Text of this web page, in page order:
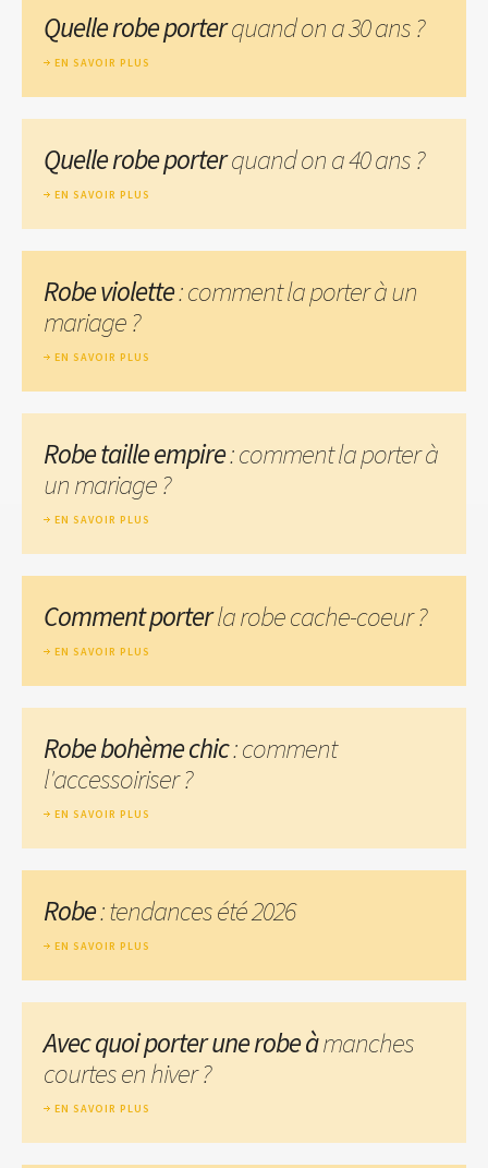
Quelle robe porterquand on a 30 ans ?
EN SAVOIR PLUS
Quelle robe porterquand on a 40 ans ?
EN SAVOIR PLUS
Robe violette: comment la porter à un
mariage ?
EN SAVOIR PLUS
Robe taille empire: comment la porter à
un mariage ?
EN SAVOIR PLUS
Comment porterla robe cache-coeur ?
EN SAVOIR PLUS
Robe bohème chic: comment
l'accessoiriser ?
EN SAVOIR PLUS
Robe: tendances été 2026
EN SAVOIR PLUS
Avec quoi porter une robe àmanches
courtes en hiver ?
EN SAVOIR PLUS